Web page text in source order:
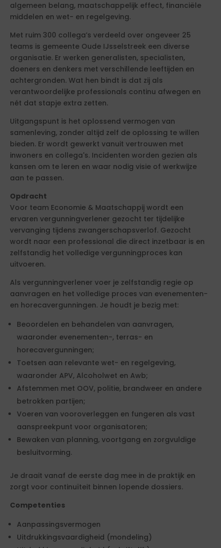
algemeen belang, maatschappelijk effect, financiële
middelen en wet- en regelgeving.
Met ruim 300 collega’s verdeeld over ongeveer 25
teams is gemeente Oude IJsselstreek een diverse
organisatie. Er werken generalisten, specialisten,
doeners en denkers met verschillende leeftijden en
achtergronden. Wat hen bindt is dat zij als
verantwoordelijke professionals continu afwegen en
nét dat stapje extra zetten.
Uitgangspunt is het oplossend vermogen van
samenleving, zonder altijd zelf de oplossing te willen
bieden. Er wordt gewerkt vanuit vertrouwen met
inwoners en collega's. Incidenten worden gezien als
kansen om te leren en waar nodig visie of werkwijze
aan te passen.
Opdracht
Voor team Economie & Maatschappij wordt een
ervaren vergunningverlener gezocht ter tijdelijke
vervanging tijdens zwangerschapsverlof. Gezocht
wordt naar een professional die direct inzetbaar is en
zelfstandig het volledige vergunningproces kan
uitvoeren.
Als vergunningverlener voer je zelfstandig regie op
aanvragen en het volledige proces van evenementen-
en horecavergunningen. Je houdt je bezig met:
Beoordelen en behandelen van aanvragen,
waaronder evenementen-, terras- en
horecavergunningen;
Toetsen aan relevante wet- en regelgeving,
waaronder APV, Alcoholwet en Awb;
Afstemmen met OOV, politie, brandweer en andere
betrokken partijen;
Voeren van vooroverleggen en fungeren als vast
aanspreekpunt voor organisatoren;
Bewaken van planning, voortgang en zorgvuldige
besluitvorming.
Je draait vanaf de eerste dag mee in de praktijk en
zorgt voor continuïteit binnen lopende dossiers.
Competenties
Aanpassingsvermogen
Uitdrukkingsvaardigheid (mondeling)